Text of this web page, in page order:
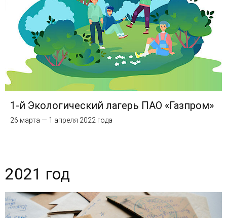
1-й Экологический лагерь ПАО «Газпром»
26 марта — 1 апреля 2022 года
2021 год